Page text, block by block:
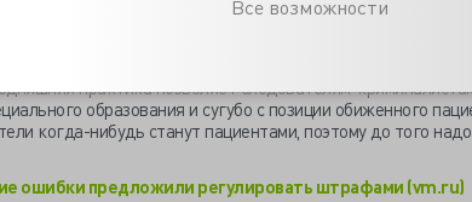
Все возможности
находит виновность врачей. До этого дела до суда
медицинской экспертизы Татарстана и соседних регионов,
что позволяло суду сделать выводы о качестве
практика позволяет следователям-
образования и сугубо с позиции обиженного
когда-нибудь станут пациентами, поэтому до того
ошибки предложили регулировать штрафами (vm.ru)